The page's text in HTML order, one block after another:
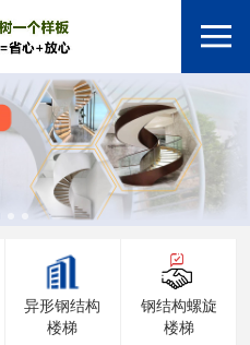
异形钢结构
楼梯
钢结构螺旋
楼梯